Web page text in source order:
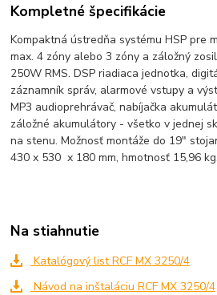
Kompletné špecifikácie
Kompaktná ústredňa systému HSP pre
max. 4 zóny alebo 3 zóny a záložný
250W RMS. DSP riadiaca jednotka,
záznamník správ, alarmové vstupy a
MP3 audioprehrávač, nabíjačka
záložné akumulátory - všetko v jednej
na stenu. Možnosť montáže do 19"
430 x 530 x 180 mm, hmotnosť 15,96
Na stiahnutie
Katalógový list RCF MX 3250/4
Návod na inštaláciu RCF MX 3250/4